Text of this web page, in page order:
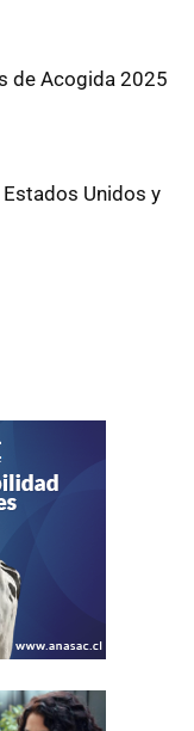
de Acogida 2025
Unidos y